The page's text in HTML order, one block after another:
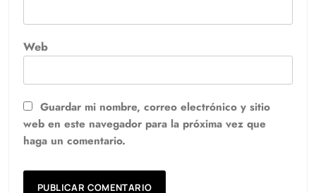
Web
Guardar mi nombre, correo electrónico y sitio
web en este navegador para la próxima vez que
haga un comentario.